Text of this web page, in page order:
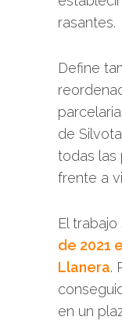
rasantes.
Define
de
todas las
frente a
El
de 2021
Llanera.
en un